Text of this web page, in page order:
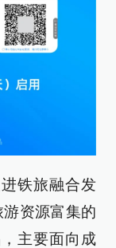
铁旅融合发
资源富集的
主要面向成